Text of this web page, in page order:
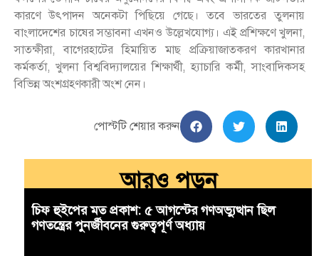
কারণে উৎপাদন অনেকটা পিছিয়ে গেছে। তবে ভারতের তুলনায়
বাংলাদেশের চাষের সম্ভাবনা এখনও উল্লেখযোগ্য। এই প্রশিক্ষণে খুলনা,
সাতক্ষীরা, বাগেরহাটের হিমায়িত মাছ প্রক্রিয়াজাতকরণ কারখানার
কর্মকর্তা, খুলনা বিশ্ববিদ্যালয়ের শিক্ষার্থী, হ্যাচারি কর্মী, সাংবাদিকসহ
বিভিন্ন অংশগ্রহণকারী অংশ নেন।
পোস্টটি শেয়ার করুন
আরও পড়ুন
চিফ হুইপের মত প্রকাশ: ৫ আগস্টের গণঅভ্যুত্থান ছিল
গণতন্ত্রের পুনর্জীবনের গুরুত্বপূর্ণ অধ্যায়